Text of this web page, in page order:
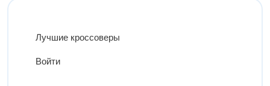
Лучшие кроссоверы
Войти